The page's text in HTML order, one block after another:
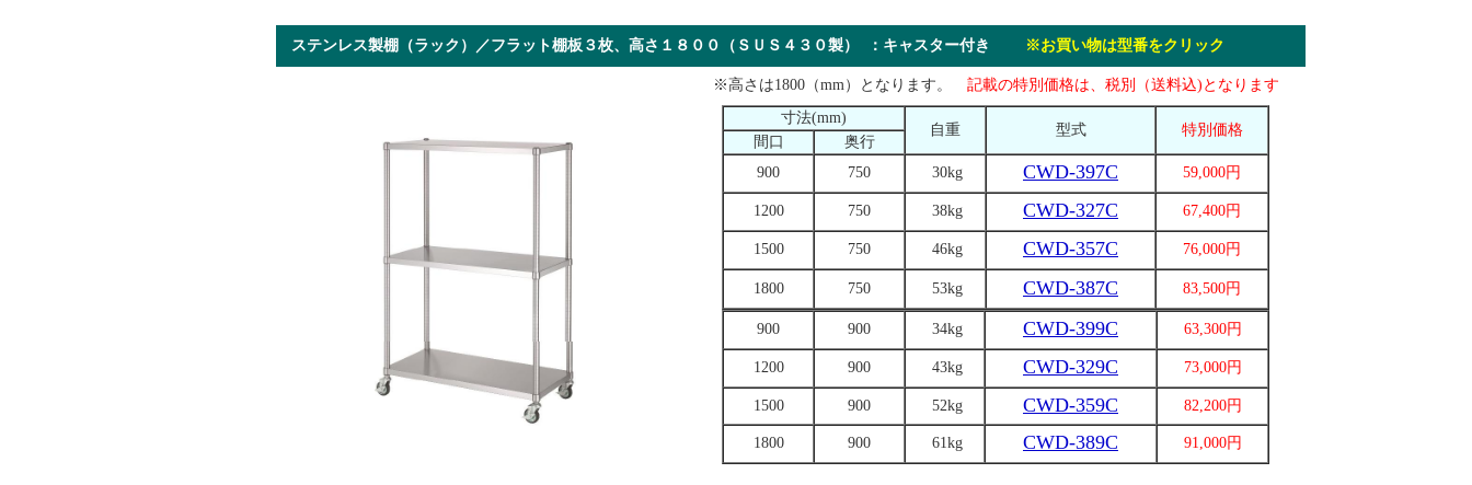
ステンレス製棚（ラック）／フラット棚板３枚、高さ１８００（ＳＵＳ４３０製） ：キャスター付き ※お買い物は型番をクリック
※高さは1800（mm）となります。 記載の特別価格は、税別（送料込)となります
寸法(mm)
自重 型式 特別価格
間口
奥行
900
750 30kg CWD-397C 59,000円
1200 750 38kg CWD-327C 67,400円
1500 750 46kg CWD-357C 76,000円
1800 750 53kg CWD-387C 83,500円
900 900 34kg CWD-399C 63,300円
1200 900 43kg CWD-329C 73,000円
1500 900 52kg CWD-359C 82,200円
1800 900 61kg CWD-389C 91,000円